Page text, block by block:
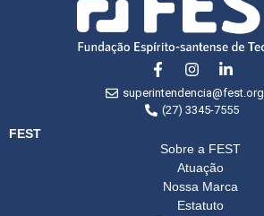
(27) 3345-7555
FEST
Sobre a FEST
Atuação
Nossa Marca
Estatuto